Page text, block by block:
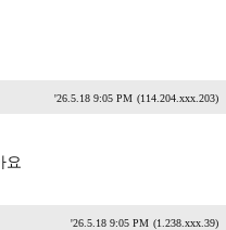
'26.5.18 9:05 PM (114.204.xxx.203)
요
'26.5.18 9:05 PM (1.238.xxx.39)